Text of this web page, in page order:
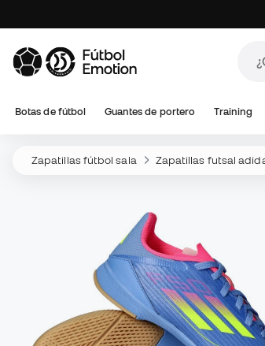
Botas de fútbol Guantes de portero Training
Zapatillas fútbol sala Zapatillas futsal